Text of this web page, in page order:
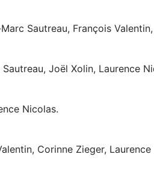
Sautreau, François Valentin,
Joël Xolin, Laurence
Nicolas.
Corinne Zieger, Laurence